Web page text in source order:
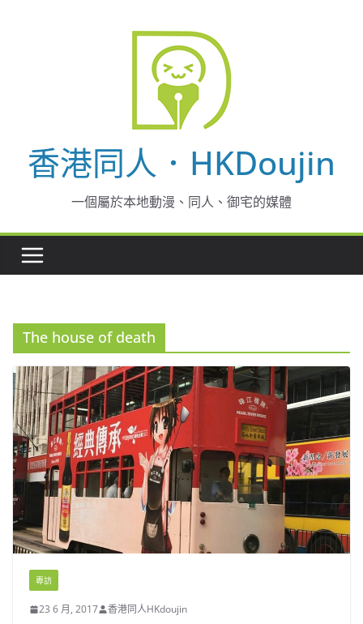
香港同人．HKDoujin
一個屬於本地動漫、同人、御宅的媒體
The house of death
專訪
23 6 月, 2017 香港同人HKdoujin